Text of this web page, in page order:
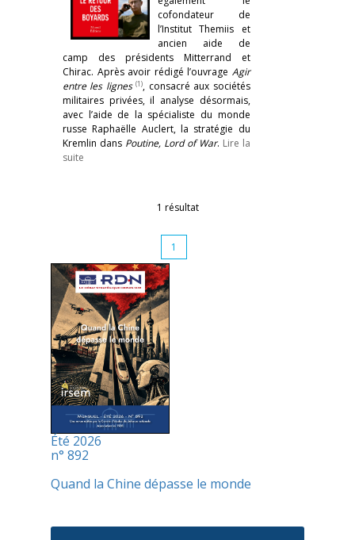
cofondateur de
l’Institut Themiis et
ancien aide de
camp des présidents Mitterrand et
Chirac. Après avoir rédigé l’ouvrage Agir
entre les lignes (1), consacré aux sociétés
militaires privées, il analyse désormais,
avec l’aide de la spécialiste du monde
russe Raphaëlle Auclert, la stratégie du
Kremlin dans Poutine, Lord of War. Lire la
suite
1 résultat
1
Été 2026
n° 892
Quand la Chine dépasse le monde